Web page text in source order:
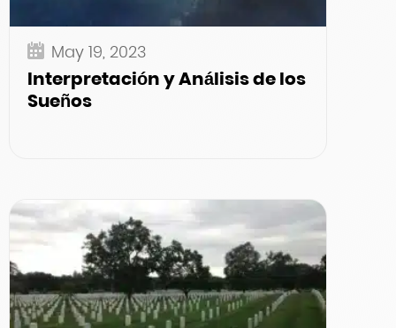
May 19, 2023
Interpretación y Análisis de los
Sueños